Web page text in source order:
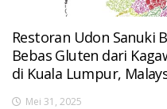
Restoran Udon Sanuki
Bebas Gluten dari
di Kuala Lumpur,
Mei 31, 2025